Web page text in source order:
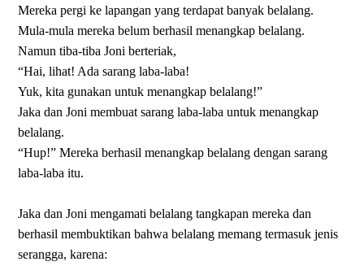
Mereka pergi ke lapangan yang terdapat banyak belalang.
Mula-mula mereka belum berhasil menangkap belalang.
Namun tiba-tiba Joni berteriak,
“Hai, lihat! Ada sarang laba-laba!
Yuk, kita gunakan untuk menangkap belalang!”
Jaka dan Joni membuat sarang laba-laba untuk menangkap
belalang.
“Hup!” Mereka berhasil menangkap belalang dengan sarang
laba-laba itu.
Jaka dan Joni mengamati belalang tangkapan mereka dan
berhasil membuktikan bahwa belalang memang termasuk jenis
serangga, karena: